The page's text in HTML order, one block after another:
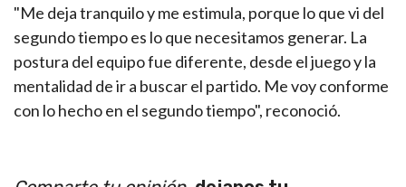
"Me deja tranquilo y me estimula, porque lo que vi del
segundo tiempo es lo que necesitamos generar. La
postura del equipo fue diferente, desde el juego y la
mentalidad de ir a buscar el partido. Me voy conforme
con lo hecho en el segundo tiempo", reconoció.